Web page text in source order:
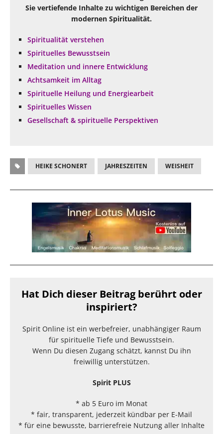
Sie vertiefende Inhalte zu wichtigen Bereichen der
modernen Spiritualität.
Spiritualität verstehen
Spirituelles Bewusstsein
Meditation und innere Entwicklung
Achtsamkeit im Alltag
Spirituelle Heilung und Energiearbeit
Spirituelles Wissen
Gesellschaft & spirituelle Perspektiven
HEIKE SCHONERT JAHRESZEITEN WEISHEIT
Hat Dich dieser Beitrag berührt oder
inspiriert?
Spirit Online ist ein werbefreier, unabhängiger Raum
für spirituelle Tiefe und Bewusstsein.
Wenn Du diesen Zugang schätzt, kannst Du ihn
freiwillig unterstützen.
Spirit PLUS
* ab 5 Euro im Monat
* fair, transparent, jederzeit kündbar per E-Mail
* für eine bewusste, barrierefreie Nutzung aller Inhalte